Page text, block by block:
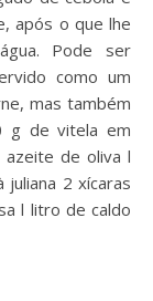
após o que lhe
Pode ser
como um
mas também
g de vitela em
azeite de oliva l
juliana 2 xícaras
l litro de caldo